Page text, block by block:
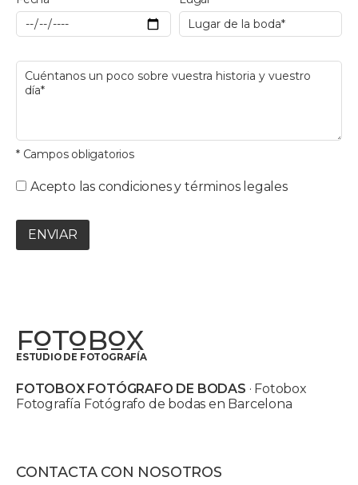
* Campos obligatorios
Acepto las condiciones y términos legales
ENVIAR
FOTOBOX
ESTUDIO DE FOTOGRAFÍA
FOTOBOX FOTÓGRAFO DE BODAS · Fotobox
Fotografía Fotógrafo de bodas en Barcelona
CONTACTA CON NOSOTROS